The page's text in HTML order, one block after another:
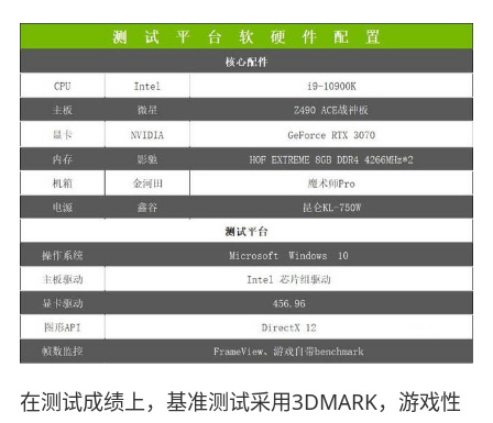
在测试成绩上，基准测试采用3DMARK，游戏性